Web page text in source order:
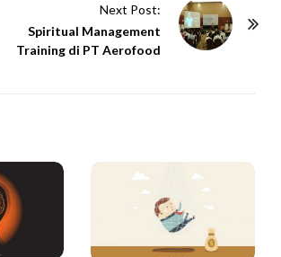
Next Post:
Spiritual Management
Training di PT Aerofood